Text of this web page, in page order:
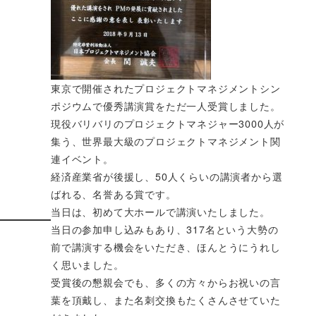
東京で開催されたプロジェクトマネジメントシン
ポジウムで優秀講演賞をただ一人受賞しました。
現役バリバリのプロジェクトマネジャー3000人が
集う、世界最大級のプロジェクトマネジメント関
連イベント。
経済産業省が後援し、50人くらいの講演者から選
ばれる、名誉ある賞です。
当日は、初めて大ホールで講演いたしました。
当日の参加申し込みもあり、317名という大勢の
前で講演する機会をいただき、ほんとうにうれし
く思いました。
受賞後の懇親会でも、多くの方々からお祝いの言
葉を頂戴し、また名刺交換もたくさんさせていた